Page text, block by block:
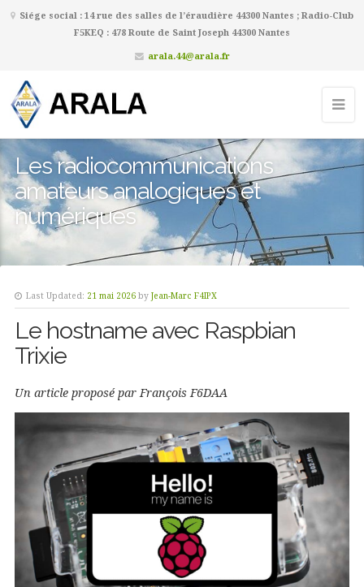
Siége social : 14 rue des salles de l’éraudière 44300 Nantes ; Radio-Club
F5KEQ : 478 Route de Saint Joseph 44300 Nantes
arala.44@arala.fr
Les radiocommunications
amateurs analogiques et
numériques
Last Updated: 21 mai 2026 by Jean-Marc F4IPX
Le hostname avec Raspbian
Trixie
Un article proposé par François F6DAA